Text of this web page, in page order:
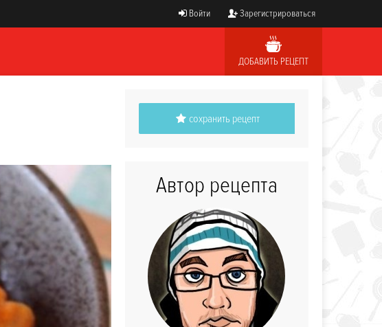
Войти Зарегистрироваться
ДОБАВИТЬ РЕЦЕПТ
сохранить рецепт
Автор рецепта